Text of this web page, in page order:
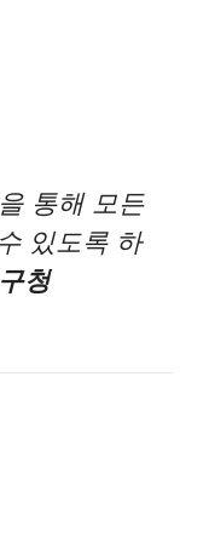
통해 모든
있도록 하
청